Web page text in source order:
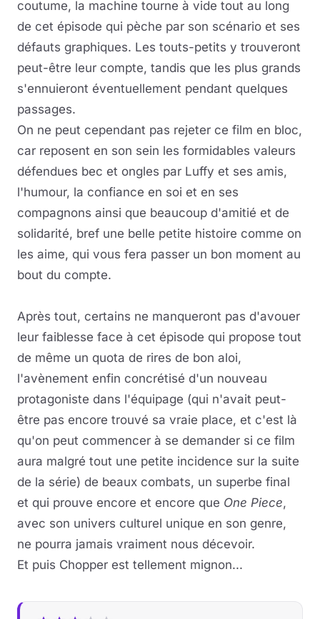
coutume, la machine tourne à vide tout au long
de cet épisode qui pèche par son scénario et ses
défauts graphiques. Les touts-petits y trouveront
peut-être leur compte, tandis que les plus grands
s'ennuieront éventuellement pendant quelques
passages.
On ne peut cependant pas rejeter ce film en bloc,
car reposent en son sein les formidables valeurs
défendues bec et ongles par Luffy et ses amis,
l'humour, la confiance en soi et en ses
compagnons ainsi que beaucoup d'amitié et de
solidarité, bref une belle petite histoire comme on
les aime, qui vous fera passer un bon moment au
bout du compte.
Après tout, certains ne manqueront pas d'avouer
leur faiblesse face à cet épisode qui propose tout
de même un quota de rires de bon aloi,
l'avènement enfin concrétisé d'un nouveau
protagoniste dans l'équipage (qui n'avait peut-
être pas encore trouvé sa vraie place, et c'est là
qu'on peut commencer à se demander si ce film
aura malgré tout une petite incidence sur la suite
de la série) de beaux combats, un superbe final
et qui prouve encore et encore que One Piece,
avec son univers culturel unique en son genre,
ne pourra jamais vraiment nous décevoir.
Et puis Chopper est tellement mignon...